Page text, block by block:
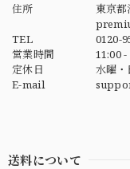
住所
東京
TEL
0120-
営業時間
11:00
定休日
水曜・
E-mail
送料について